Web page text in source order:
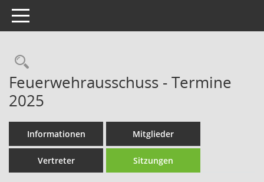
Toggle navigation
Rechercheauswahl
Feuerwehrausschuss - Termine
2025
Informationen Mitglieder
Vertreter Sitzungen